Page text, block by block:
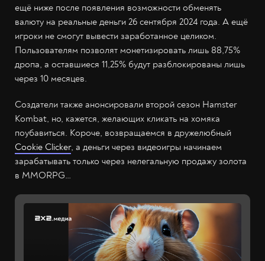
ещё ниже после появления возможности обменять
валюту на реальные деньги 26 сентября 2024 года. А ещё
игроки не смогут вывести заработанное целиком.
Пользователям позволят монетизировать лишь 88,75%
дропа, а оставшиеся 11,25% будут разблокированы лишь
через 10 месяцев.
Создатели также анонсировали второй сезон Hamster
Kombat, но, кажется, желающих кликать на хомяка
поубавиться. Короче, возвращаемся в дружелюбный
Cookie Clicker, а деньги через видеоигры начинаем
зарабатывать только через нелегальную продажу золота
в MMORPG…